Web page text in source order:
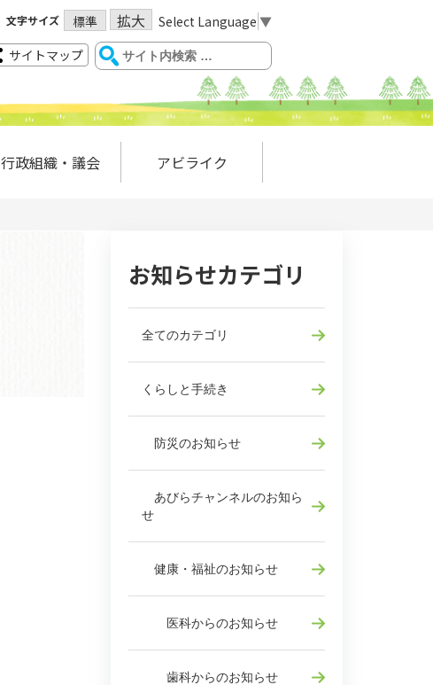
文字サイズ 標準 拡大 Select Language ▼
サイトマップ
行政組織・議会 アビライク
お知らせカテゴリ
全てのカテゴリ
くらしと手続き
防災のお知らせ
あびらチャンネルのお知ら
せ
健康・福祉のお知らせ
医科からのお知らせ
歯科からのお知らせ